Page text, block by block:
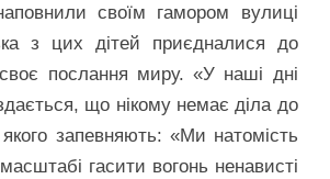
своїм гамором вулиці
з цих дітей приєдналися до
послання миру. «У наші дні
що нікому немає діла до
запевняють: «Ми натомість
гасити вогонь ненависті